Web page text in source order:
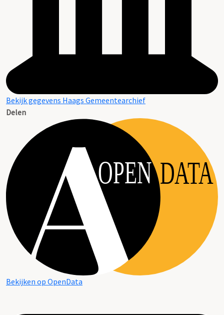
Bekijk gegevens Haags Gemeentearchief
Delen
OPEN DATA
Bekijken op OpenData